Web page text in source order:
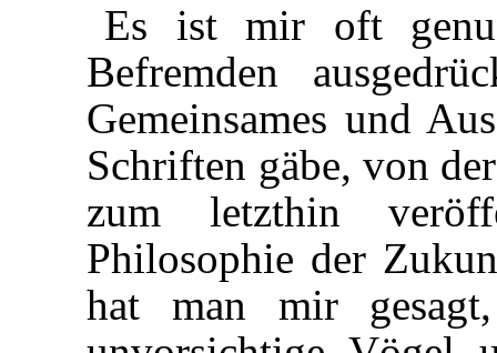
Es ist mir oft
Befremden
Gemeinsames und
Schriften gäbe, von
zum letzthin
Philosophie der
hat man mir